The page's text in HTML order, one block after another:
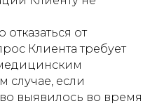
от
Клиента требует
случае, если
выявилось во время